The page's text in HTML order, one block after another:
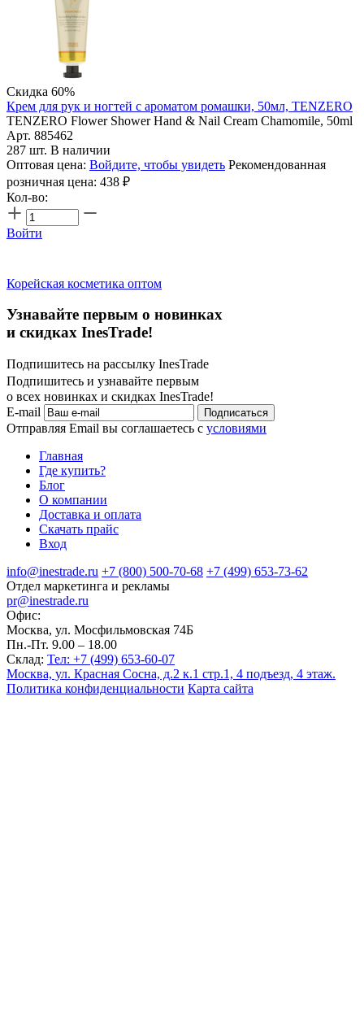
Скидка 60%
Крем для рук и ногтей с ароматом ромашки, 50мл, TENZERO
TENZERO Flower Shower Hand & Nail Cream Chamomile, 50ml
Арт. 885462
287 шт. В наличии
Оптовая цена: Войдите, чтобы увидеть Рекомендованная
розничная цена: 438 ₽
Кол-во:
Войти
Корейская косметика оптом
Узнавайте первым о новинках
и скидках InesTrade!
Подпишитесь на рассылку InesTrade
Подпишитесь и узнавайте первым
о всех новинках и скидках InesTrade!
E-mail
Подписаться
Отправляя Email вы соглашаетесь с условиями
Главная
Где купить?
Блог
О компании
Доставка и оплата
Скачать прайс
Вход
info@inestrade.ru +7 (800) 500-70-68 +7 (499) 653-73-62
Отдел маркетинга и рекламы
pr@inestrade.ru
Офис:
Москва, ул. Мосфильмовская 74Б
Пн.-Пт. 9.00 – 18.00
Склад: Тел: +7 (499) 653-60-07
Москва, ул. Красная Сосна, д.2 к.1 стр.1, 4 подъезд, 4 этаж.
Политика конфиденциальности Карта сайта